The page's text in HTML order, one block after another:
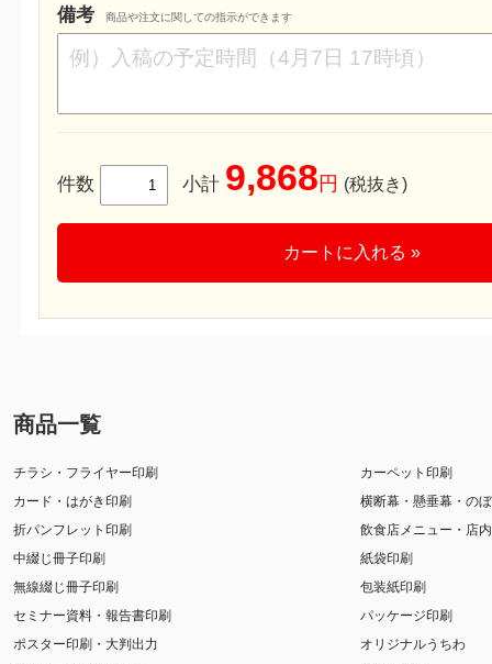
備考 商品や注文に関しての指示ができます
件数 小計 9,868 円 (税抜き)
カートに入れる »
商品一覧
チラシ・フライヤー印刷
カード・はがき印刷
折パンフレット印刷
中綴じ冊子印刷
無線綴じ冊子印刷
セミナー資料・報告書印刷
ポスター印刷・大判出力
カーペット印刷
横断幕・懸垂幕・の
飲食店メニュー・店
紙袋印刷
包装紙印刷
パッケージ印刷
オリジナルうちわ